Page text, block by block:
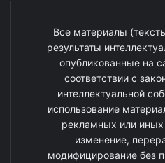
Все материалы
результаты
опубликованные на
соответствии с
интеллектуальной
использование
рекламных или иных
изменение,
модифицирование без